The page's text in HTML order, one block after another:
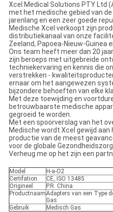
Xcel Medical Solutions PTY Ltd
met het medische gebied van
jarenlang en een zeer goede
Medische Xcel verkoopt zijn
distributiekanaal van onze
Zeeland, Papoea-Nieuw-Guinea
Ons team heeft meer dan 20
zijn beroeps met uitgebreide
techniekervaring en kennis die
verstrekken -
ernaar om het aangewezen
bijzondere behoeften van elke
Met deze toewijding en
betrouwbaarste medische
gegroeid te worden.
Met een spoorverslag van het
Medische wordt Xcel gewijd aan
productie van de meest
voor de globale
Verheug me op het zijn een
Model
H-a-O2
Certifation
CE, ISO 13485
Origineel
P.R. China
ProductnaamAdapters van een Type
Gas
Gebruik
Medisch Gas